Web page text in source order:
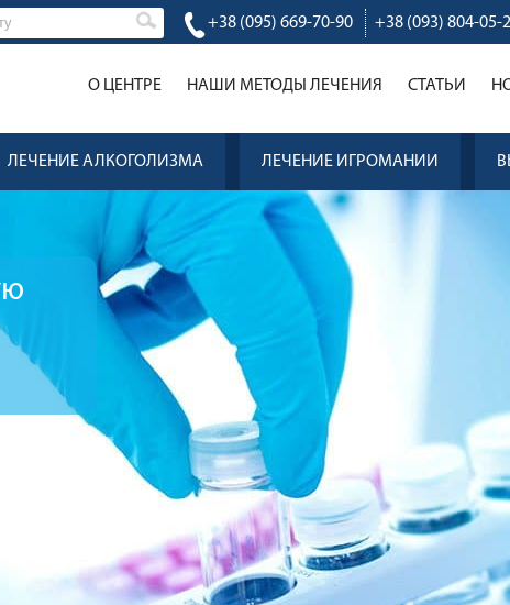
+38 (095) 669-70-90 +38 (093) 804-05-
О ЦЕНТРЕ НАШИ МЕТОДЫ ЛЕЧЕНИЯ CТАТЬИ
ЛЕЧЕНИЕ АЛКОГОЛИЗМА ЛЕЧЕНИЕ ИГРОМАНИИ